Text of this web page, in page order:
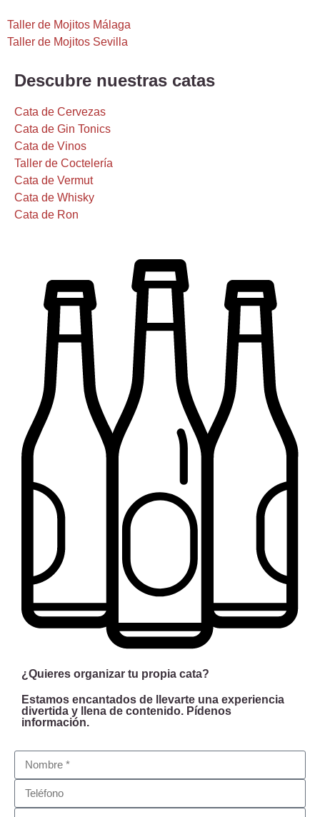
Taller de Mojitos Málaga
Taller de Mojitos Sevilla
Descubre nuestras catas
Cata de Cervezas
Cata de Gin Tonics
Cata de Vinos
Taller de Coctelería
Cata de Vermut
Cata de Whisky
Cata de Ron
¿Quieres organizar tu propia cata?
Estamos encantados de llevarte una experiencia
divertida y llena de contenido. Pídenos
información.